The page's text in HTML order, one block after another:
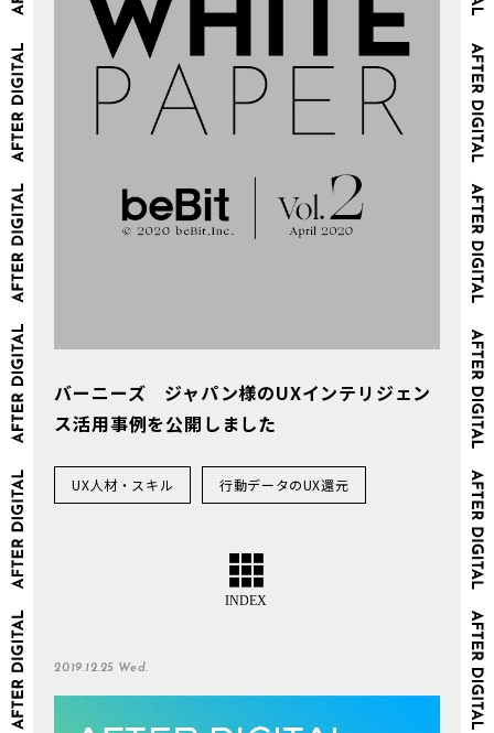
バーニーズ ジャパン様のUXインテリジェン
ス活用事例を公開しました
UX人材・スキル 行動データのUX還元
2019.12.25 Wed.